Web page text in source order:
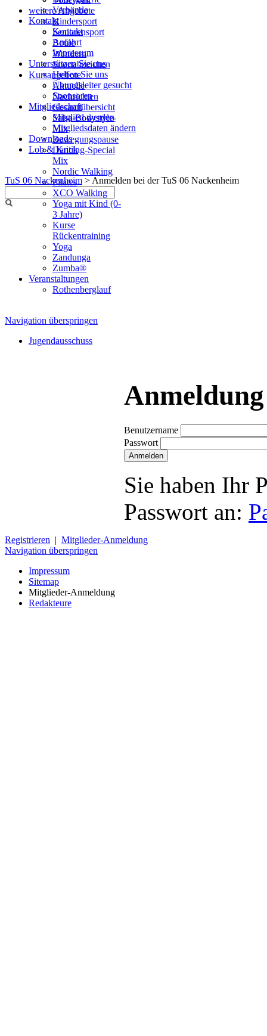
Verbände
Kontakt
Kontakt
Anfahrt
Impressum
Unterstützen Sie uns
Helfen Sie uns
Übungsleiter gesucht
Sponsoren
Mitgliedschaft
Mitglied werden
Mitgliedsdaten ändern
Downloads
Lob & Kritik
TuS 06 Nackenheim > Anmelden bei der TuS 06 Nackenheim
weitere Angebote
Kindersport
Seniorensport
Boule
Wandern
Sportabzeichen
Kursangebote
Aktuelle
Nachrichten
Gesamtübersicht
Salsa-Bodystyle-
Mix
Bewegungspause
Dancing-Special
Mix
Nordic Walking
Pilates
XCO Walking
Yoga mit Kind (0-
3 Jahre)
Kurse
Rückentraining
Yoga
Zandunga
Zumba®
Veranstaltungen
Rothenberglauf
Navigation überspringen
Jugendausschuss
Benutzername
Passwort
Sie haben Ihr
Passwort an:
Registrieren | Mitglieder-Anmeldung
Navigation überspringen
Impressum
Sitemap
Mitglieder-Anmeldung
Redakteure